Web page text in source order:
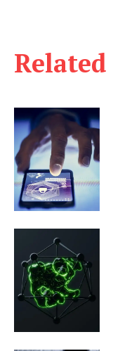
Related